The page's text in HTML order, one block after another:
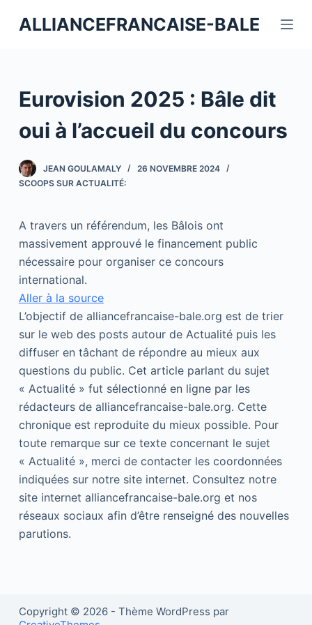
a
e
c
o
e
n
u
ALLIANCEFRANCAISE-BALE
Eurovision 2025 : Bâle dit
oui à l’accueil du concours
JEAN GOULAMALY
26 NOVEMBRE 2024
SCOOPS SUR ACTUALITÉ:
A travers un référendum, les Bâlois ont
massivement approuvé le financement public
nécessaire pour organiser ce concours
international.
Aller à la source
L’objectif de alliancefrancaise-bale.org est de trier
sur le web des posts autour de Actualité puis les
diffuser en tâchant de répondre au mieux aux
questions du public. Cet article parlant du sujet
« Actualité » fut sélectionné en ligne par les
rédacteurs de alliancefrancaise-bale.org. Cette
chronique est reproduite du mieux possible. Pour
toute remarque sur ce texte concernant le sujet
« Actualité », merci de contacter les coordonnées
indiquées sur notre site internet. Consultez notre
site internet alliancefrancaise-bale.org et nos
réseaux sociaux afin d’être renseigné des nouvelles
parutions.
Copyright © 2026 - Thème WordPress par